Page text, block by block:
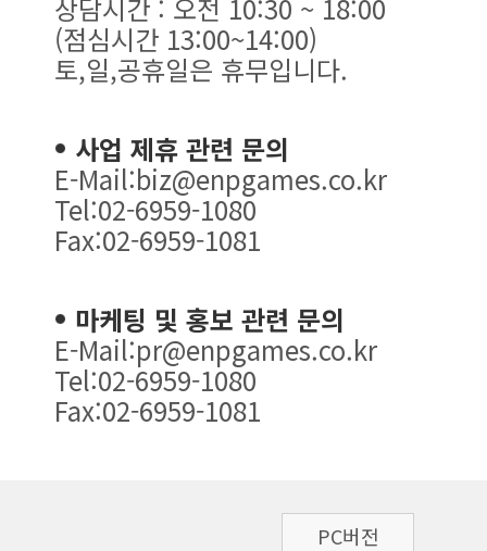
상담시간 : 오전 10:30 ~ 18:00
(점심시간 13:00~14:00)
토,일,공휴일은 휴무입니다.
사업 제휴 관련 문의
E-Mail:biz@enpgames.co.kr
Tel:02-6959-1080
Fax:02-6959-1081
마케팅 및 홍보 관련 문의
E-Mail:pr@enpgames.co.kr
Tel:02-6959-1080
Fax:02-6959-1081
PC버전